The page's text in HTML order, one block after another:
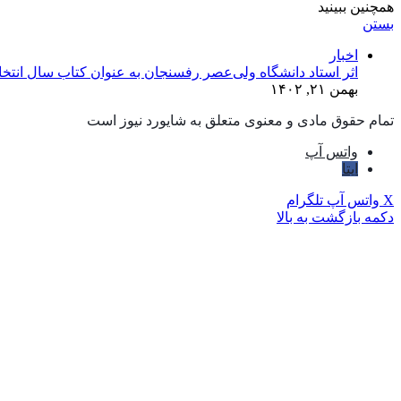
همچنین ببینید
بستن
اخبار
اثر استاد دانشگاه ولی‌عصر رفسنجان به عنوان کتاب سال
بهمن ۲۱, ۱۴۰۲
تمام حقوق مادی و معنوی متعلق به شایورد نیوز است
واتس آپ
ایتا
X واتس آپ تلگرام
دکمه بازگشت به بالا